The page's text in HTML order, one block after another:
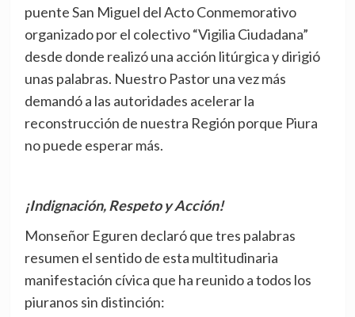
puente San Miguel del Acto Conmemorativo
organizado por el colectivo “Vigilia Ciudadana”
desde donde realizó una acción litúrgica y dirigió
unas palabras. Nuestro Pastor una vez más
demandó a las autoridades acelerar la
reconstrucción de nuestra Región porque Piura
no puede esperar más.
¡Indignación, Respeto y Acción!
Monseñor Eguren declaró que tres palabras
resumen el sentido de esta multitudinaria
manifestación cívica que ha reunido a todos los
piuranos sin distinción: